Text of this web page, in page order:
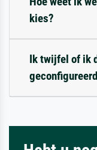
kies?
Ik twijfel of ik